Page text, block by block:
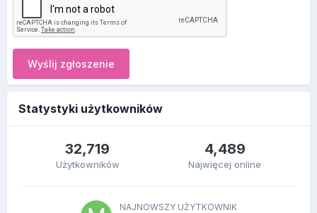
Wyślij zgłoszenie
Statystyki użytkowników
32,719
Użytkowników
4,489
Najwięcej online
NAJNOWSZY UŻYTKOWNIK